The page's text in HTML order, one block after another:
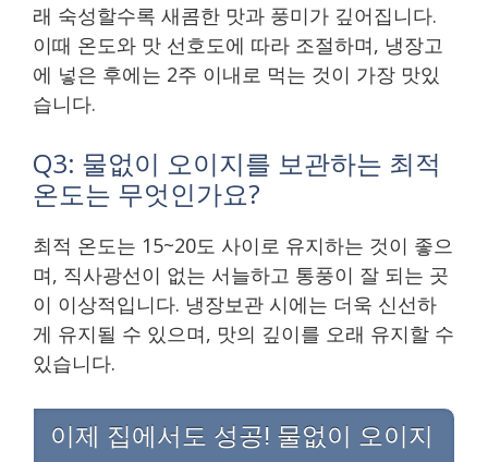
래 숙성할수록 새콤한 맛과 풍미가 깊어집니다.
이때 온도와 맛 선호도에 따라 조절하며, 냉장고
에 넣은 후에는 2주 이내로 먹는 것이 가장 맛있
습니다.
Q3: 물없이 오이지를 보관하는 최적
온도는 무엇인가요?
최적 온도는 15~20도 사이로 유지하는 것이 좋으
며, 직사광선이 없는 서늘하고 통풍이 잘 되는 곳
이 이상적입니다. 냉장보관 시에는 더욱 신선하
게 유지될 수 있으며, 맛의 깊이를 오래 유지할 수
있습니다.
이제 집에서도 성공! 물없이 오이지